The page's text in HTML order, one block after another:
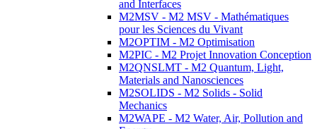
and Interfaces
M2MSV - M2 MSV - Mathématiques
pour les Sciences du Vivant
M2OPTIM - M2 Optimisation
M2PIC - M2 Projet Innovation Conception
M2QNSLMT - M2 Quantum, Light,
Materials and Nanosciences
M2SOLIDS - M2 Solids - Solid
Mechanics
M2WAPE - M2 Water, Air, Pollution and